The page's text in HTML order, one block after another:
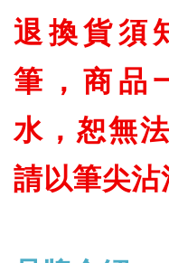
退換貨須
筆，商品
水，恕無
請以筆尖沾